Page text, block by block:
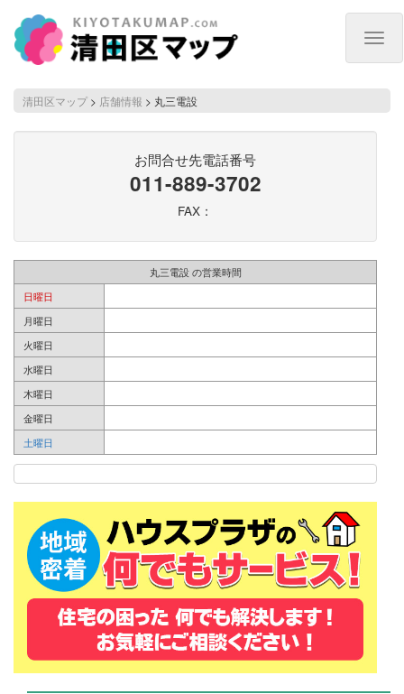
清田区マップ > 店舗情報 > 丸三電設
お問合せ先電話番号
011-889-3702
FAX：
丸三電設 の営業時間
日曜日
月曜日
火曜日
水曜日
木曜日
金曜日
土曜日